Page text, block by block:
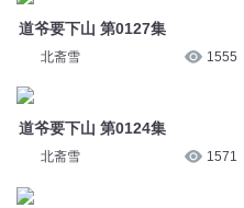
道爷要下山 第0127集
北斋雪 1555
道爷要下山 第0124集
北斋雪 1571